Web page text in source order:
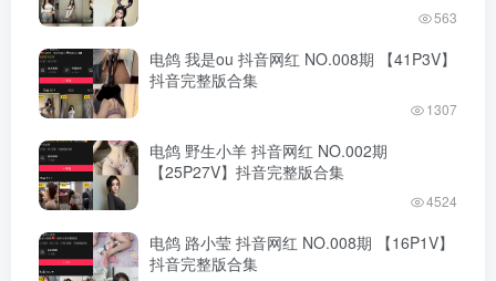
563
电鸽 我是ou 抖音网红 NO.008期 【41P3V】
抖音完整版合集
1307
电鸽 野生小羊 抖音网红 NO.002期
【25P27V】抖音完整版合集
4524
电鸽 路小莹 抖音网红 NO.008期 【16P1V】
抖音完整版合集